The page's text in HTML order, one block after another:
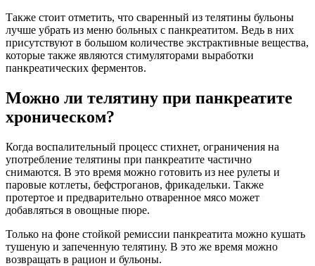
Также стоит отметить, что сваренный из телятины бульоны
лучше убрать из меню больных с панкреатитом. Ведь в них
присутствуют в большом количестве экстрактивные вещества,
которые также являются стимуляторами выработки
панкреатических ферментов.
Можно ли телятину при панкреатите
хроническом?
Когда воспалительный процесс стихнет, ограничения на
употребление телятины при панкреатите частично
снимаются. В это время можно готовить из нее рулеты и
паровые котлеты, бефстроганов, фрикадельки. Также
протертое и предварительно отваренное мясо может
добавляться в овощные пюре.
Только на фоне стойкой ремиссии панкреатита можно кушать
тушеную и запеченную телятину. В это же время можно
возвращать в рацион и бульоны.